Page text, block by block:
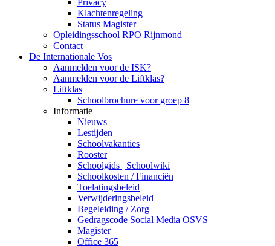
Privacy
Klachtenregeling
Status Magister
Opleidingsschool RPO Rijnmond
Contact
De Internationale Vos
Aanmelden voor de ISK?
Aanmelden voor de Liftklas?
Liftklas
Schoolbrochure voor groep 8
Informatie
Nieuws
Lestijden
Schoolvakanties
Rooster
Schoolgids | Schoolwiki
Schoolkosten / Financiën
Toelatingsbeleid
Verwijderingsbeleid
Begeleiding / Zorg
Gedragscode Social Media OSVS
Magister
Office 365